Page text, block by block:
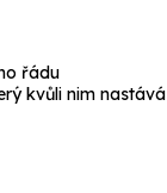
řádu
kvůli nim nastává